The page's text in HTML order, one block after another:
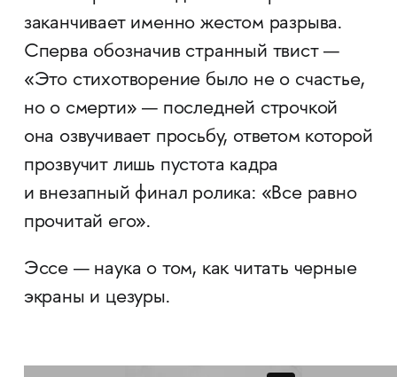
заканчивает именно жестом разрыва.
Сперва обозначив странный твист —
«Это стихотворение было не о счастье,
но о смерти» — последней строчкой
она озвучивает просьбу, ответом которой
прозвучит лишь пустота кадра
и внезапный финал ролика: «Все равно
прочитай его».
Эссе — наука о том, как читать черные
экраны и цезуры.